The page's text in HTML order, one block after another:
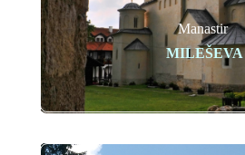
Manastir
MILEŠEVA